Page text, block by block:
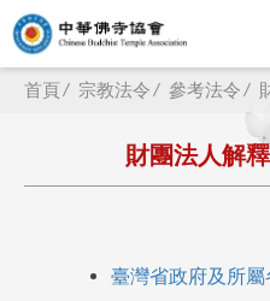
首頁 宗教法令 參考法令
財團法人解
臺灣省政府及 所